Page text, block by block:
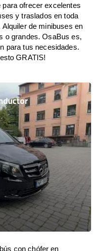
ofrecer excelentes
y traslados en toda
de minibuses en
o grandes. OsaBus es,
para tus necesidades.
GRATIS!
con chófer en